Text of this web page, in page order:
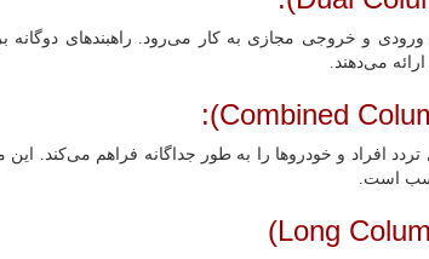
و خروجی مجازی به کار می‌رود. راهبند‌های دوگانه
می‌دهند.
افراد و خودروها را به طور جداگانه فراهم می‌کند. این
است.